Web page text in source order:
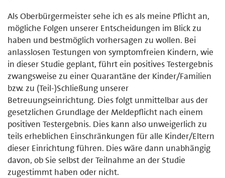
Als Oberbürgermeister sehe ich es als meine Pflicht an,
mögliche Folgen unserer Entscheidungen im Blick zu
haben und bestmöglich vorhersagen zu wollen. Bei
anlasslosen Testungen von symptomfreien Kindern, wie
in dieser Studie geplant, führt ein positives Testergebnis
zwangsweise zu einer Quarantäne der Kinder/Familien
bzw. zu (Teil-)Schließung unserer
Betreuungseinrichtung. Dies folgt unmittelbar aus der
gesetzlichen Grundlage der Meldepflicht nach einem
positiven Testergebnis. Dies kann also unweigerlich zu
teils erheblichen Einschränkungen für alle Kinder/Eltern
dieser Einrichtung führen. Dies wäre dann unabhängig
davon, ob Sie selbst der Teilnahme an der Studie
zugestimmt haben oder nicht.